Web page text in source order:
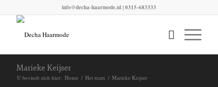
info@decha-haarmode.nl| 0315-683333
Marieke Keijser
U bevindt zich hier: Home / Het team / Marieke Keijser